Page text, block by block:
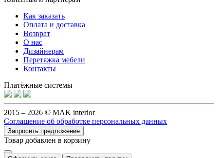
Как заказать
Оплата и доставка
Возврат
О нас
Дизайнерам
Перетяжка мебели
Контакты
Платёжные системы
2015 – 2026 © MAK interior
Соглашение об обработке персональных данных
Запросить предложение
Товар добавлен в корзину